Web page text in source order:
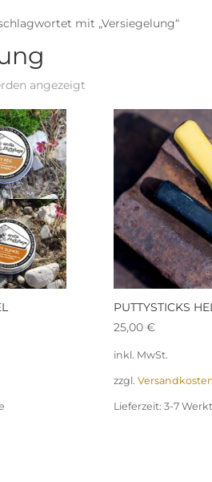
mit „Versiegelung“
angezeigt
PUTTYSTICKS
25,00 €
inkl. MwSt.
zzgl.
Lieferzeit: 3-7